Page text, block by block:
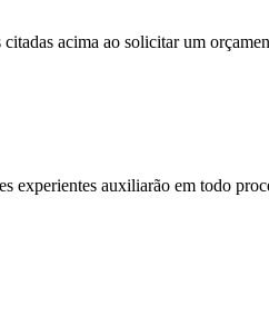
citadas acima ao solicitar um
auxiliarão em todo